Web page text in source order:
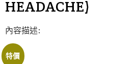
HEADACHE)
內容描述:
特價